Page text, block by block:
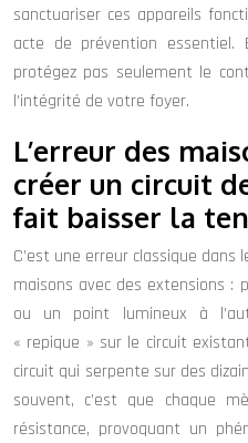
sanctuariser ces appareils
acte de prévention essentiel.
protégez pas seulement le
l’intégrité de votre foyer.
L’erreur des
créer un circuit
fait baisser la
C’est une erreur classique
maisons avec des extensions :
ou un point lumineux à
« repique » sur le circuit
circuit qui serpente sur des
souvent, c’est que chaque
résistance, provoquant un